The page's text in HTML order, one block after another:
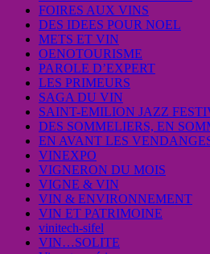
FOIRES AUX VINS
DES IDEES POUR NOEL
METS ET VIN
OENOTOURISME
PAROLE D’EXPERT
LES PRIMEURS
SAGA DU VIN
SAINT-EMILION JAZZ
DES SOMMELIERS, EN
EN AVANT LES
VINEXPO
VIGNERON DU MOIS
VIGNE & VIN
VIN & ENVIRONNEMENT
VIN ET PATRIMOINE
vinitech-sifel
VIN…SOLITE